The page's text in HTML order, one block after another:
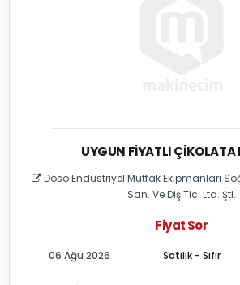
UYGUN FIYATLI ÇIKOLATA
Doso Endüstriyel Mutfak Ekipmanlari
San. Ve Diş Tic. Ltd. Şti.
Fiyat Sor
Satılık - Sıfır
06 Ağu 2026